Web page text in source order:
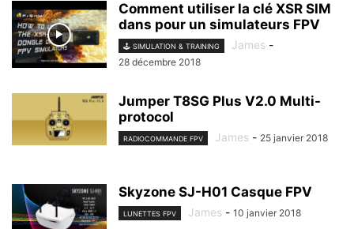
Comment utiliser la clé XSR SIM
dans pour un simulateurs FPV
🕹️ SIMULATION & TRAINING James -
28 décembre 2018
Jumper T8SG Plus V2.0 Multi-
protocol
RADIOCOMMANDE FPV James - 25 janvier 2018
Skyzone SJ-H01 Casque FPV
LUNETTES FPV James - 10 janvier 2018